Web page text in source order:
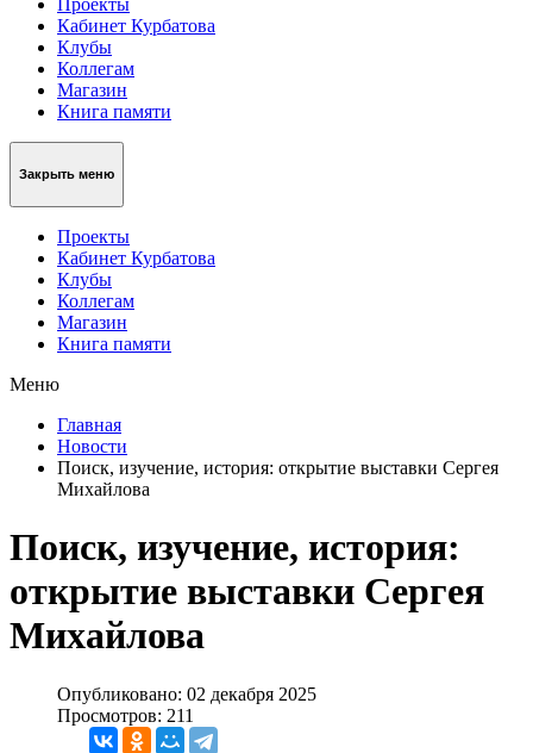
Проекты
Кабинет Курбатова
Клубы
Коллегам
Магазин
Книга памяти
Закрыть меню
Проекты
Кабинет Курбатова
Клубы
Коллегам
Магазин
Книга памяти
Меню
Главная
Новости
Поиск, изучение, история: открытие выставки Сергея
Михайлова
Поиск, изучение, история:
открытие выставки Сергея
Михайлова
Опубликовано: 02 декабря 2025
Просмотров: 211